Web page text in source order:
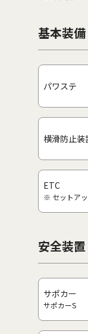
基本装備
パワステ
横滑防止装
ETC
※ セットア
安全装
サポカー
サポカーS